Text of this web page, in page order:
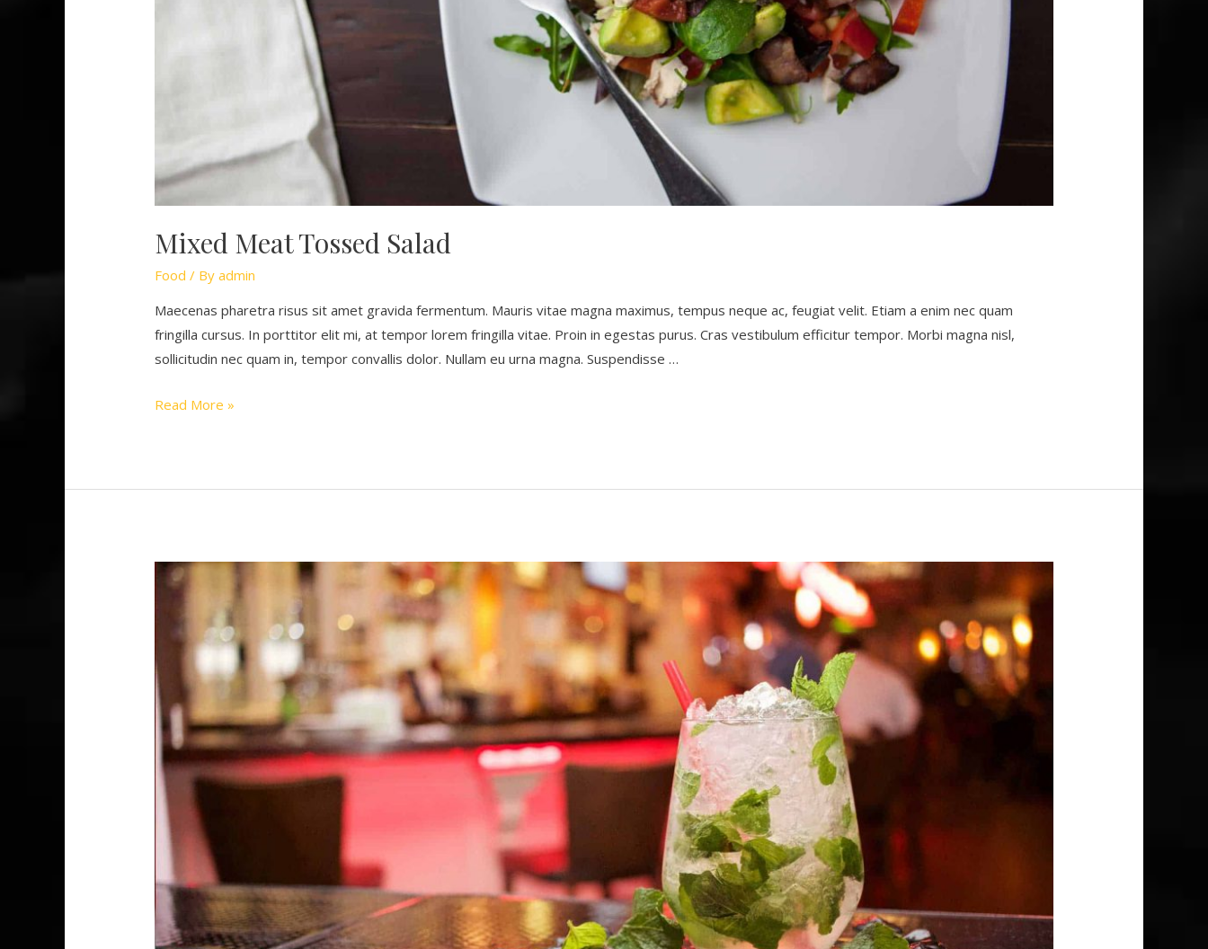
Mixed Meat Tossed Salad
Food / Byadmin
Maecenas pharetra risus sit amet gravida fermentum. Mauris vitae magna maximus, tempus neque ac, feugiat velit. Etiam a enim nec quam
fringilla cursus. In porttitor elit mi, at tempor lorem fringilla vitae. Proin in egestas purus. Cras vestibulum efficitur tempor. Morbi magna nisl,
sollicitudin nec quam in, tempor convallis dolor. Nullam eu urna magna. Suspendisse …
Mixed
Read More »